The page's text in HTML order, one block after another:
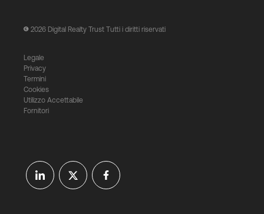
2026 Digital Realty Trust Tutti i diritti riservati
Legale
Privacy
Termini
Cookies
Utilizzo Accettabile
Fornitori